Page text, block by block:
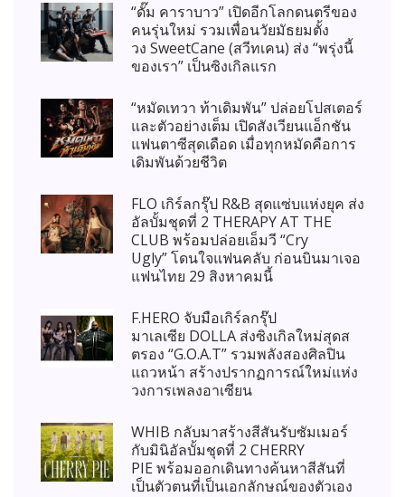
“ดั๊ม คาราบาว” เปิดอีกโลกดนตรีของ
คนรุ่นใหม่ รวมเพื่อนวัยมัธยมตั้ง
วง SweetCane (สวีทเคน) ส่ง “พรุ่งนี้
ของเรา” เป็นซิงเกิลแรก
“หมัดเทวา ท้าเดิมพัน” ปล่อยโปสเตอร์
และตัวอย่างเต็ม เปิดสังเวียนแอ็กชัน
แฟนตาซีสุดเดือด เมื่อทุกหมัดคือการ
เดิมพันด้วยชีวิต
FLO เกิร์ลกรุ๊ป R&B สุดแซ่บแห่งยุค ส่ง
อัลบั้มชุดที่ 2 THERAPY AT THE
CLUB พร้อมปล่อยเอ็มวี “Cry
Ugly” โดนใจแฟนคลับ ก่อนบินมาเจอ
แฟนไทย 29 สิงหาคมนี้
F.HERO จับมือเกิร์ลกรุ๊ป
มาเลเซีย DOLLA ส่งซิงเกิลใหม่สุดส
ตรอง “G.O.A.T” รวมพลังสองศิลปิน
แถวหน้า สร้างปรากฏการณ์ใหม่แห่ง
วงการเพลงอาเซียน
WHIB กลับมาสร้างสีสันรับซัมเมอร์
กับมินิอัลบั้มชุดที่ 2 CHERRY
PIE พร้อมออกเดินทางค้นหาสีสันที่
เป็นตัวตนที่เป็นเอกลักษณ์ของตัวเอง